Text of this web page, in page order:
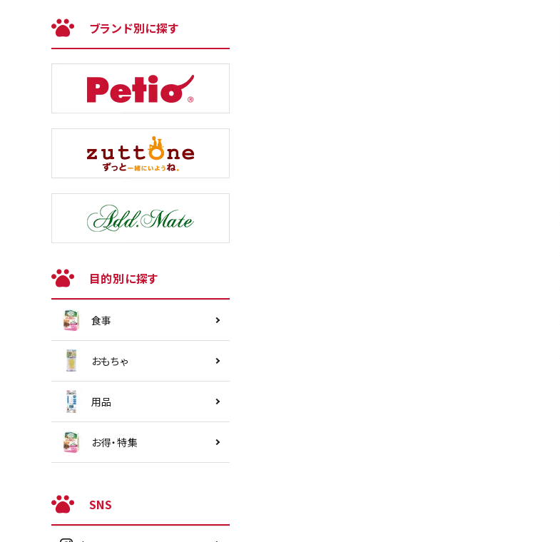
ブランド別に探す
目的別に探す
食事
おもちゃ
用品
お得・特集
SNS